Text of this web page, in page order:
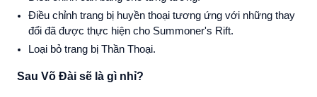
Điều chỉnh trang bị huyền thoại tương ứng với những thay
đổi đã được thực hiện cho Summoner's Rift.
Loại bỏ trang bị Thần Thoại.
Sau Võ Đài sẽ là gì nhỉ?